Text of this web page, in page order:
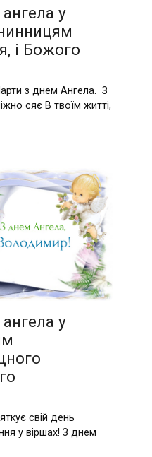
у
і Божого
з днем Ангела. З
сяє В твоїм житті,
у
свій день
у віршах! З днем